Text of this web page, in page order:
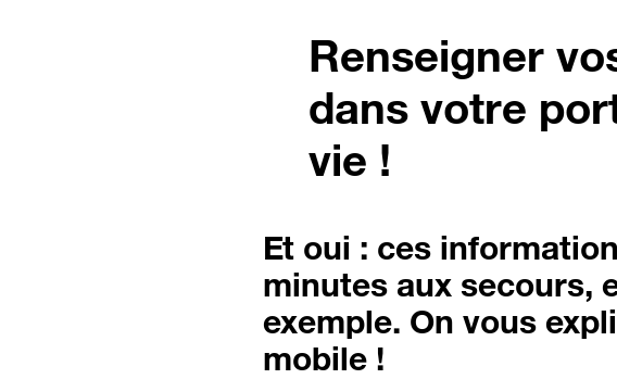
Renseigner
dans votre
vie !
Et oui : ces
minutes aux secours,
exemple. On vous
mobile !